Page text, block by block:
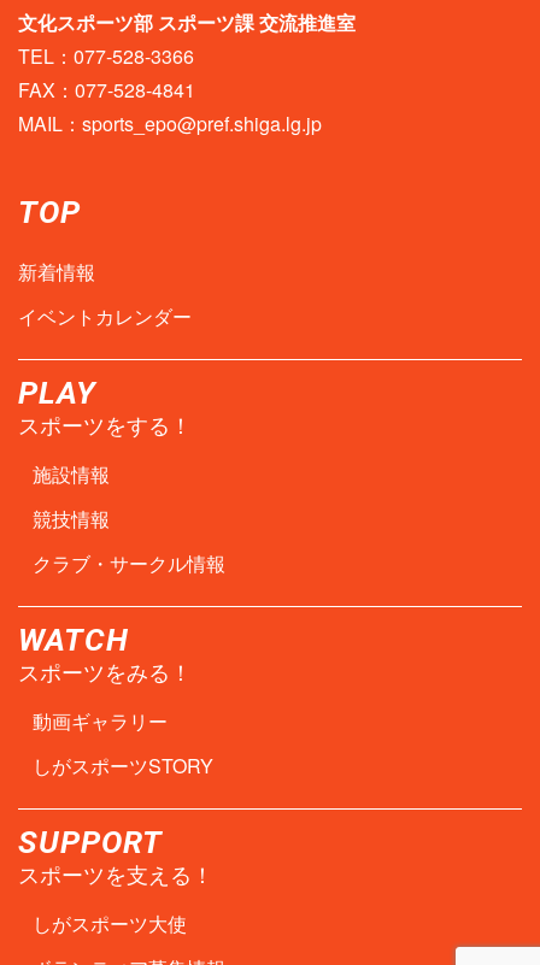
文化スポーツ部 スポーツ課 交流推進室
TEL：077-528-3366
FAX：077-528-4841
MAIL： sports_epo@pref.shiga.lg.jp
TOP
新着情報
イベントカレンダー
PLAY
スポーツをする！
施設情報
競技情報
クラブ・サークル情報
WATCH
スポーツをみる！
動画ギャラリー
しがスポーツSTORY
SUPPORT
スポーツを支える！
しがスポーツ大使